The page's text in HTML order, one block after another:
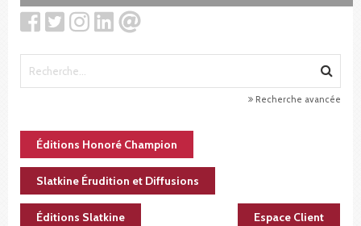
Recherche avancée
Éditions Honoré Champion
Slatkine Érudition et Diffusions
Éditions Slatkine Espace Client